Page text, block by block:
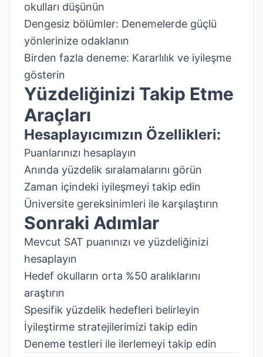
okulları düşünün
Dengesiz bölümler: Denemelerde güçlü
yönlerinize odaklanın
Birden fazla deneme: Kararlılık ve iyileşme
gösterin
Yüzdeliğinizi Takip Etme
Araçları
Hesaplayıcımızın Özellikleri:
Puanlarınızı hesaplayın
Anında yüzdelik sıralamalarını görün
Zaman içindeki iyileşmeyi takip edin
Üniversite gereksinimleri ile karşılaştırın
Sonraki Adımlar
Mevcut SAT puanınızı ve yüzdeliğinizi
hesaplayın
Hedef okulların orta %50 aralıklarını
araştırın
Spesifik yüzdelik hedefleri belirleyin
İyileştirme stratejilerimizi takip edin
Deneme testleri ile ilerlemeyi takip edin